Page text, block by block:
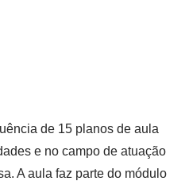
de 15 planos de aula
e no campo de atuação
A aula faz parte do módulo